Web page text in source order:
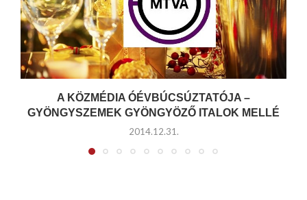
A KÖZMÉDIA ÓÉVBÚCSÚZTATÓJA –
GYÖNGYSZEMEK GYÖNGYÖZŐ ITALOK MELLÉ
2014.12.31.